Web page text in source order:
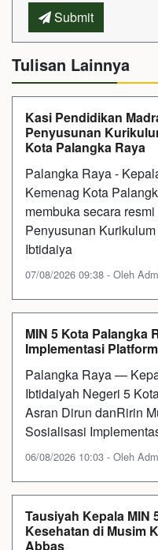
Submit
Tulisan Lainnya
Kasi Pendidikan
Penyusunan
Kota Palangka Raya
Palangka Raya -
Kemenag Kota
membuka secara
Penyusunan
Ibtidaiya
07/08/2026 09:38 - Oleh
MIN 5 Kota Palangka
Implementasi
Palangka Raya —
Ibtidaiyah Negeri 5
Asran Dirun danRirin
Sosialisasi
06/08/2026 10:03 - Oleh
Tausiyah Kepala MIN
Kesehatan di Musim
Abbas